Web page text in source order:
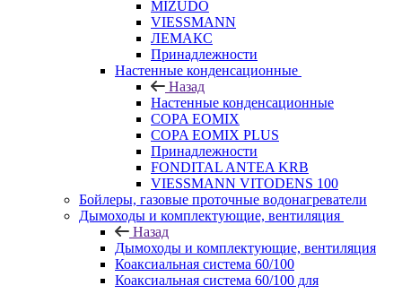
MIZUDO
VIESSMANN
ЛЕМАКС
Принадлежности
Настенные конденсационные
Назад
Настенные конденсационные
COPA EOMIX
COPA EOMIX PLUS
Принадлежности
FONDITAL ANTEA KRB
VIESSMANN VITODENS 100
Бойлеры, газовые проточные водонагреватели
Дымоходы и комплектующие, вентиляция
Назад
Дымоходы и комплектующие, вентиляция
Коаксиальная система 60/100
Коаксиальная система 60/100 для